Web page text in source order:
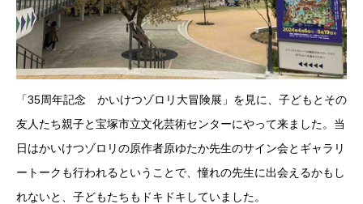
「35周年記念 かいけつゾロリ大冒険展」を見に、子どもとその
友人たち親子と宝塚市立文化芸術センターにやって来ました。当
日はかいけつゾロリの原作者原ゆたか先生のサイン会とギャラリ
ートークも行われるということで、憧れの先生に出会えるかもし
れないと、子どもたちもドキドキしていました。